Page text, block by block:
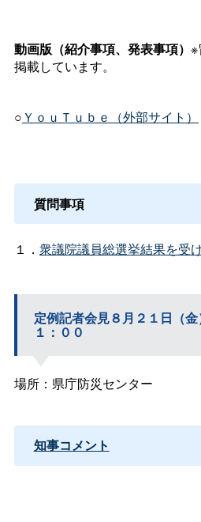
動画版（紹介事項、発表事項） ※
掲載しています。
○ＹｏｕＴｕｂｅ（外部サイト）
質問事項
１． 衆議院議員総選挙結果を受
定例記者会見８月２１日（
１：００
場所：県庁防災センター
知事コメント